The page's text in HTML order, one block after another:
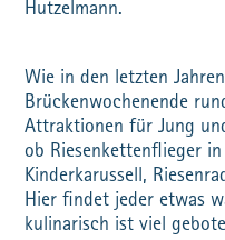
Hutzelmann.
Wie in den letzten
Brückenwochenende
Attraktionen für Jung
ob Riesenkettenflieger
Kinderkarussell,
Hier findet jeder etwas
kulinarisch ist viel